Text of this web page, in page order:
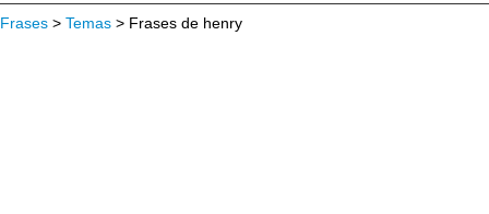
Frases > Temas > Frases de henry